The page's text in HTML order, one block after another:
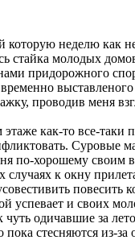
которую неделю как
стайка молодых
придорожного
временно
проводив меня
как-то все-таки
Суровые
по-хорошему своим
к окну
повесить
успевает и своих
одичавшие за
пока стесняются из-